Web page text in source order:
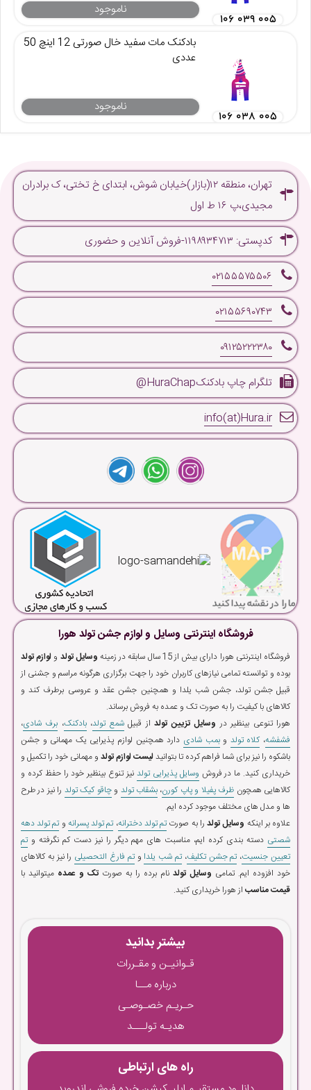
ناموجود
۱۰۶ ۰۳۹ ۰۰۵
بادکنک مات سفید خال صورتی 12 اینچ 50
عددی
ناموجود
۱۰۶ ۰۳۸ ۰۰۵
تهران، منطقه ۱۲(بازار)خیابان شوش، ابتدای خ تختی، ک برادران
مجیدی،پ ۱۶ ط اول
کدپستی: ۱۱۹۸۹۳۴۷۱۳-فروش آنلاین و حضوری
۰۲۱۵۵۵۷۵۵۰۶
۰۲۱۵۵۶۹۰۷۴۳
۰۹۱۲۵۲۲۲۳۸۰
تلگرام چاپ بادکنکHuraChap@
info(at)Hura.ir
فروشگاه اینترنتی وسایل و لوازم جشن تولد هورا
فروشگاه اینترنتی هورا دارای بیش از 15 سال سابقه در زمینه وسایل تولد و لوازم تولد
بوده و توانسته تمامی نیازهای کاربران خود را جهت برگزاری هرگونه مراسم و جشنی از
قبیل جشن تولد، جشن شب یلدا و همچنین جشن عقد و عروسی برطرف کند و
کالاهای با کیفیت را به صورت تک و عمده به فروش برساند.
هورا تنوعی بینظیر در وسایل تزیین تولداز قبیلشمع تولد،بادکنک، برف شادی،
فشفشه،کلاه تولد وبمب شادی دارد همچنین لوازم پذیرایی یک مهمانی و جشن
باشکوه را نیز برای شما فراهم کرده تا بتوانیدلیست لوازم تولد و مهمانی خود را تکمیل و
خریداری کنید. ما در فروش وسایل پذیرایی تولد نیز تنوع بینظیر خود را حفظ کرده و
کالاهایی همچون ظرف پفیلا و پاپ کورن،بشقاب تولد وچاقو کیک تولد را نیز در طرح
ها و مدل های مختلف موجود کرده ایم.
علاوه بر اینکه وسایل تولدرا به صورتتم تولد دخترانه،تم تولد پسرانه وتم تولد دهه
شصتی دسته بندی کرده ایم، مناسبت های مهم دیگر را نیز دست کم نگرفته وتم
تعیین جنسیت،تم جشن تکلیف،تم شب یلدا وتم فارغ التحصیلی را نیز به کالاهای
خود افزوده ایم. تمامی وسایل تولد نام برده را به صورت تک و عمده میتوانید با
قیمت مناسب از هورا خریداری کنید.
بیشتر بدانید
قـوانیـن و مقـررات
درباره مــا
حـریـم خصـوصـی
هدیـه تولـــد
راه های ارتباطی